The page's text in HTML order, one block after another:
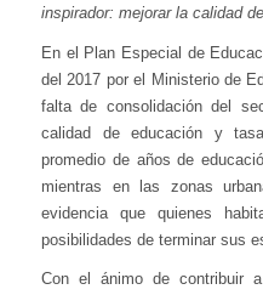
inspirador: mejorar la calidad
En el Plan Especial de
del 2017 por el Ministerio de
falta de consolidación del
calidad de educación y
promedio de años de
mientras en las zonas
evidencia que quienes
posibilidades de terminar sus
Con el ánimo de contribuir